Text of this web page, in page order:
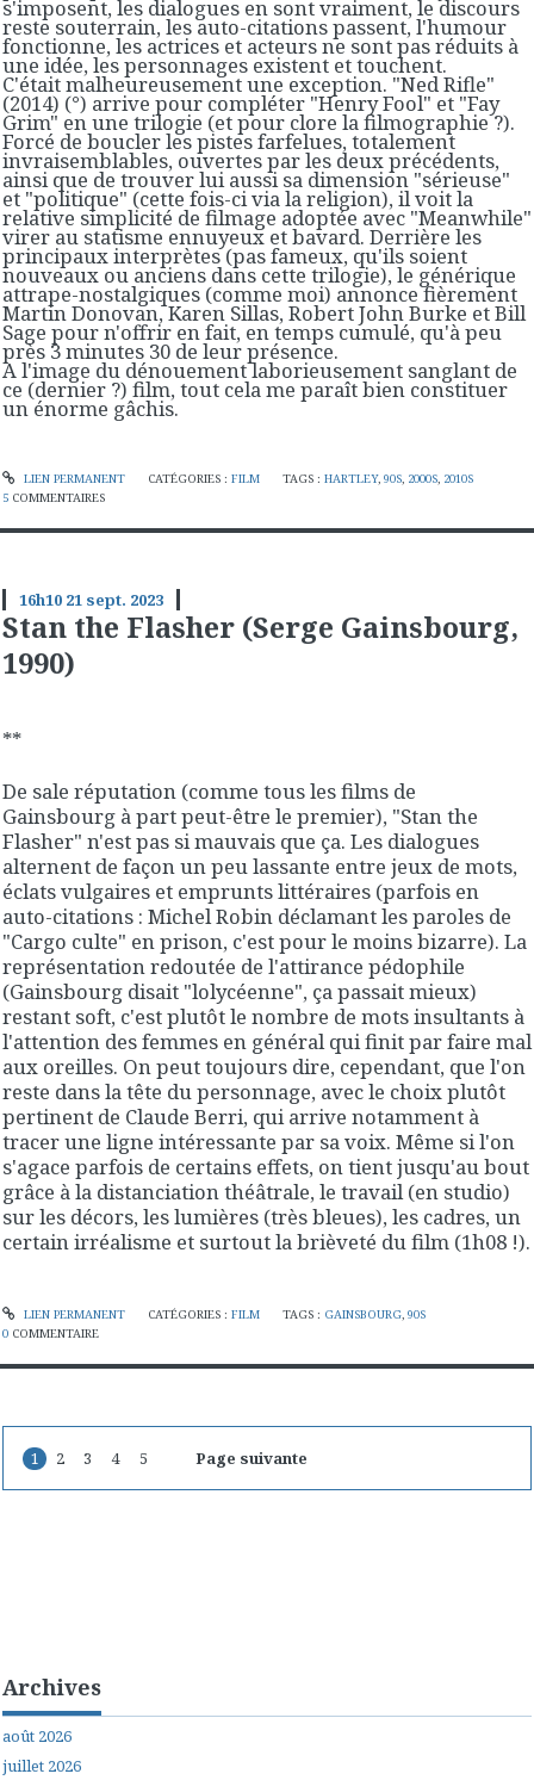
s'imposent, les dialogues en sont vraiment, le discours
reste souterrain, les auto-citations passent, l'humour
fonctionne, les actrices et acteurs ne sont pas réduits à
une idée, les personnages existent et touchent.
C'était malheureusement une exception. "Ned Rifle"
(2014) (°) arrive pour compléter "Henry Fool" et "Fay
Grim" en une trilogie (et pour clore la filmographie ?).
Forcé de boucler les pistes farfelues, totalement
invraisemblables, ouvertes par les deux précédents,
ainsi que de trouver lui aussi sa dimension "sérieuse"
et "politique" (cette fois-ci via la religion), il voit la
relative simplicité de filmage adoptée avec "Meanwhile"
virer au statisme ennuyeux et bavard. Derrière les
principaux interprètes (pas fameux, qu'ils soient
nouveaux ou anciens dans cette trilogie), le générique
attrape-nostalgiques (comme moi) annonce fièrement
Martin Donovan, Karen Sillas, Robert John Burke et Bill
Sage pour n'offrir en fait, en temps cumulé, qu'à peu
près 3 minutes 30 de leur présence.
A l'image du dénouement laborieusement sanglant de
ce (dernier ?) film, tout cela me paraît bien constituer
un énorme gâchis.
LIEN PERMANENT CATÉGORIES : FILM TAGS :HARTLEY,90S, 2000S, 2010S
5 COMMENTAIRES
16h10 21 sept. 2023
Stan the Flasher (Serge Gainsbourg,
1990)
**
De sale réputation (comme tous les films de
Gainsbourg à part peut-être le premier), "Stan the
Flasher" n'est pas si mauvais que ça. Les dialogues
alternent de façon un peu lassante entre jeux de mots,
éclats vulgaires et emprunts littéraires (parfois en
auto-citations : Michel Robin déclamant les paroles de
"Cargo culte" en prison, c'est pour le moins bizarre). La
représentation redoutée de l'attirance pédophile
(Gainsbourg disait "lolycéenne", ça passait mieux)
restant soft, c'est plutôt le nombre de mots insultants à
l'attention des femmes en général qui finit par faire mal
aux oreilles. On peut toujours dire, cependant, que l'on
reste dans la tête du personnage, avec le choix plutôt
pertinent de Claude Berri, qui arrive notamment à
tracer une ligne intéressante par sa voix. Même si l'on
s'agace parfois de certains effets, on tient jusqu'au bout
grâce à la distanciation théâtrale, le travail (en studio)
sur les décors, les lumières (très bleues), les cadres, un
certain irréalisme et surtout la brièveté du film (1h08 !).
LIEN PERMANENT CATÉGORIES : FILM TAGS : GAINSBOURG,90S
0 COMMENTAIRE
1 2 3 4 5 Page suivante
Archives
août 2026
juillet 2026